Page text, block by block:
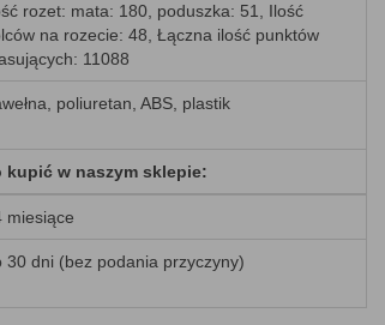
rozet: mata: 180, poduszka: 51, Ilość
na rozecie: 48, Łączna ilość punktów
11088
poliuretan, ABS, plastik
kupić w naszym sklepie:
miesiące
30 dni (bez podania przyczyny)